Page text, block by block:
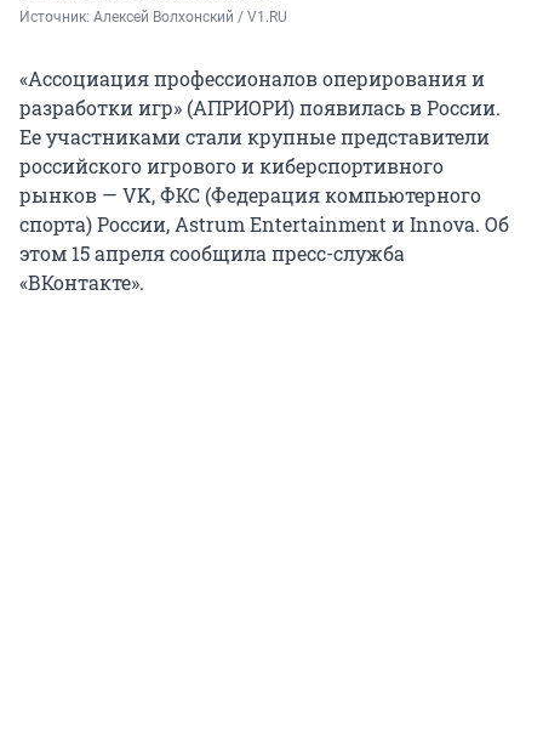
Источник: Алексей Волхонский / V1.RU
«Ассоциация профессионалов оперирования и
разработки игр» (АПРИОРИ) появилась в России.
Ее участниками стали крупные представители
российского игрового и киберспортивного
рынков — VK, ФКС (Федерация компьютерного
спорта) России, Astrum Entertainment и Innova. Об
этом 15 апреля сообщила пресс-служба
«ВКонтакте».